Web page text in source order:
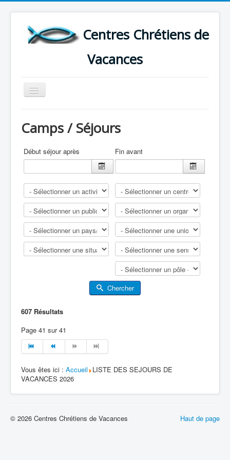
Centres Chrétiens de
Vacances
Basculer
la
CARTE DES CENTRES DE VACANCES .
LISTE DES SEJOURS DE VACANCES 2026
Camps / Séjours
Début séjour après Fin avant
Chercher
607 Résultats
Page 41 sur 41
Vous êtes ici : Accueil LISTE DES SEJOURS DE
VACANCES 2026
Haut de page
© 2026 Centres Chrétiens de Vacances